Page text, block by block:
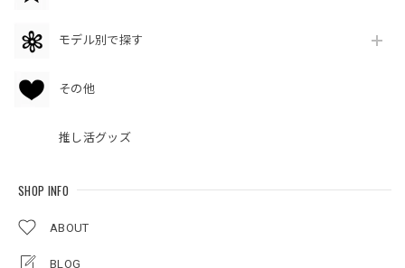
モデル別で探す
その他
推し活グッズ
SHOP INFO
ABOUT
BLOG